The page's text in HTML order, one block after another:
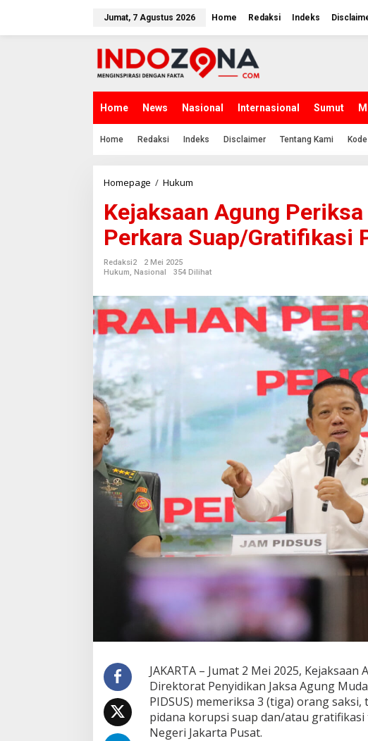
Jumat, 7 Agustus 2026 Home Redaksi Indeks
Home News Nasional Internasional Sumut
Home Redaksi Indeks Disclaimer Tentang Kami
Homepage / Hukum
Periksa
1
Orang
Saksi
Perkara
PN
Jakarta
Pusat
Kejaksaan Agung
Perkara Suap/Gratifikasi
Redaksi2
2 Mei 2025
Hukum, Nasional 354 Dilihat
JAKARTA – Jumat 2 Mei 2025,
Direktorat Penyidikan Jaksa Agung
PIDSUS) memeriksa 3 (tiga) orang
pidana korupsi suap dan/atau
Negeri Jakarta Pusat.